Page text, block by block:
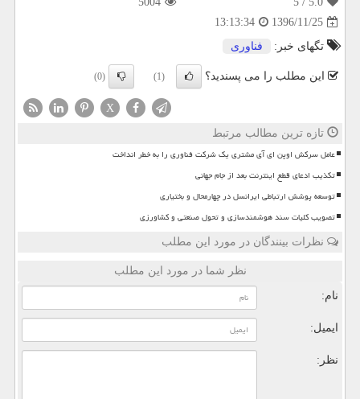
1396/11/25
13:13:34
تگهای خبر:
فناوری
این مطلب را می پسندید؟ (1)
(0)
X
تازه ترین مطالب مرتبط
عامل سرکش اوپن ای آی مشتری یک شرکت فناوری را به خطر انداخت
تکذیب ادعای قطع اینترنت بعد از جام جهانی
توسعه پوشش ارتباطی ایرانسل در چهارمحال و بختیاری
تصویب کلیات سند هوشمندسازی و تحول صنعتی و کشاورزی
نظرات بینندگان در مورد این مطلب
نظر شما در مورد این مطلب
نام:
ایمیل:
نظر: